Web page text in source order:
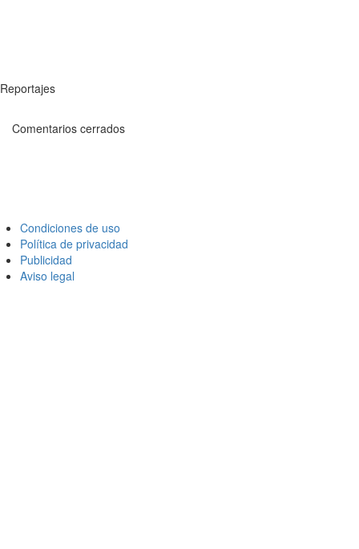
Reportajes
Comentarios cerrados
Condiciones de uso
Política de privacidad
Publicidad
Aviso legal